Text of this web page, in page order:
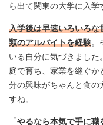
ら出て関東の大学に入学
入学後は早速いろいろ
類のアルバイトを経験。
いる自分に気づきまし
庭で育ち、家業を継ぐか
分の興味がちゃんと食
すね。
「やるなら本気で手に職